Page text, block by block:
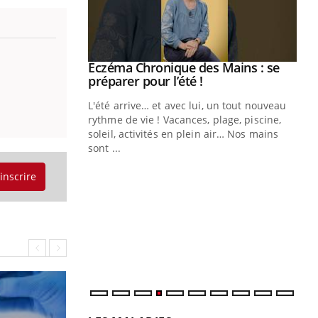
Youtube
Eczéma Chronique des Mains : se
préparer pour l’été !Youtube
L'été arrive… et avec lui, un tout nouveau
rythme de vie ! Vacances, plage, piscine,
soleil, activités en plein air… Nos mains
sont ...